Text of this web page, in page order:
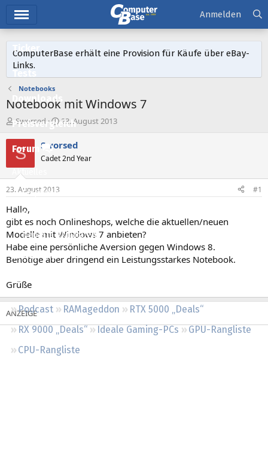
Ticker
Downloads
Preisvergleich
Forum
Aktuelles
Empfohlene Inhalte
Neue Beiträge
Neueste Aktivitäten
Leserartikel
Podcast RAMageddon
RTX 5000 „Deals“
RX 9000 „Deals“
Ideale Gaming-PCs
GPU-Rangliste
CPU-Rangliste
Anmelden
ComputerBase erhält eine Provision für Käufe über eBay-
Links.
Notebooks
Notebook mit Windows 7
E
s
t
e
r
Sworsed
E
s
e
t
m
23. August 2013
S Sworsed
Cadet 2nd Year
23. August 2013 #1
Hallo,
gibt es noch Onlineshops, welche die aktuellen/neuen
Modelle mit Windows 7 anbieten?
Habe eine persönliche Aversion gegen Windows 8.
Benötige aber dringend ein Leistungsstarkes Notebook.
Grüße